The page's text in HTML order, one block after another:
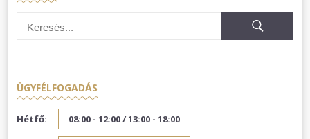
ÜGYFÉLFOGADÁS
Hétfő: 08:00 - 12:00 /13:00 - 18:00